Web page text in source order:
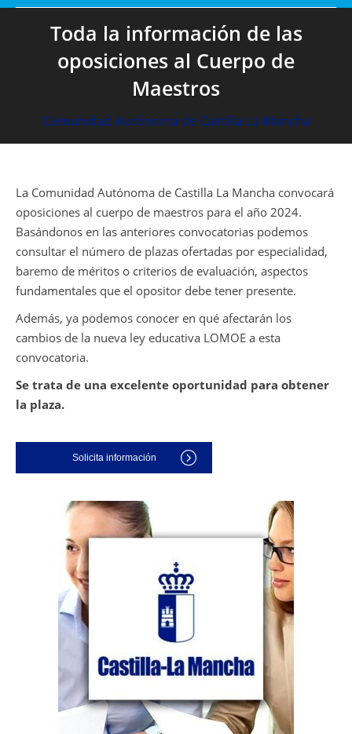
Toda la información de las
oposiciones al Cuerpo de
Maestros
Comunidad Autónoma de Castilla La Mancha
La Comunidad Autónoma de Castilla La Mancha convocará
oposiciones al cuerpo de maestros para el año 2024.
Basándonos en las anteriores convocatorias podemos
consultar el número de plazas ofertadas por especialidad,
baremo de méritos o criterios de evaluación, aspectos
fundamentales que el opositor debe tener presente.
Además, ya podemos conocer en qué afectarán los
cambios de la nueva ley educativa LOMOE a esta
convocatoria.
Se trata de una excelente oportunidad para obtener
la plaza.
Solicita información